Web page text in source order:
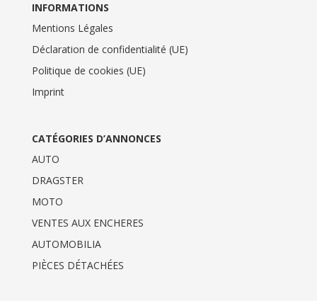
INFORMATIONS
Mentions Légales
Déclaration de confidentialité (UE)
Politique de cookies (UE)
Imprint
CATÉGORIES D’ANNONCES
AUTO
DRAGSTER
MOTO
VENTES AUX ENCHERES
AUTOMOBILIA
PIÈCES DÉTACHÉES